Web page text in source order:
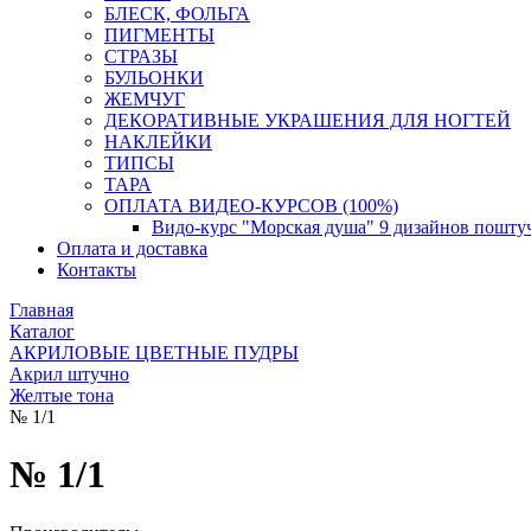
БЛЕСК, ФОЛЬГА
ПИГМЕНТЫ
СТРАЗЫ
БУЛЬОНКИ
ЖЕМЧУГ
ДЕКОРАТИВНЫЕ УКРАШЕНИЯ ДЛЯ НОГТЕЙ
НАКЛЕЙКИ
ТИПСЫ
ТАРА
ОПЛАТА ВИДЕО-КУРСОВ (100%)
Видо-курс "Морская душа" 9 дизайнов
Оплата и доставка
Контакты
Главная
Каталог
АКРИЛОВЫЕ ЦВЕТНЫЕ ПУДРЫ
Акрил штучно
Желтые тона
№ 1/1
№ 1/1